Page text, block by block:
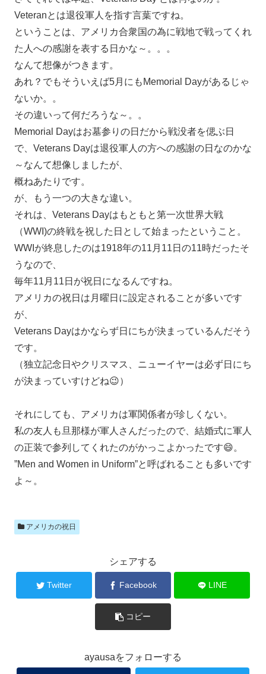
Veteranとは退役軍人を指す言葉ですね。
ということは、アメリカ合衆国の為に戦地で戦ってくれ
た人への感謝を表する日かな～。。。
なんて想像がつきます。
あれ？でもそういえば5月にもMemorial Dayがあるじゃ
ないか。。
その違いって何だろうな～。。
Memorial Dayはお墓参りの日だから戦没者を偲ぶ日
で、Veterans Dayは退役軍人の方への感謝の日なのかな
～なんて想像しましたが、
概ねあたりです。
が、もう一つの大きな違い。
それは、Veterans Dayはもともと第一次世界大戦
（WWI)の終戦を祝した日として始まったということ。
WWIが終息したのは1918年の11月11日の11時だったそ
うなので、
毎年11月11日が祝日になるんですね。
アメリカの祝日は月曜日に設定されることが多いです
が、
Veterans Dayはかならず日にちが決まっているんだそう
です。
（独立記念日やクリスマス、ニューイヤーは必ず日にち
が決まっていすけどね😉）
それにしても、アメリカは軍関係者が珍しくない。
私の友人も旦那様が軍人さんだったので、結婚式に軍人
の正装で参列してくれたのがかっこよかったです😄。
”Men and Women in Uniform”と呼ばれることも多いです
よ～。
アメリカの祝日
シェアする
Twitter Facebook LINE
コピー
ayausaをフォローする